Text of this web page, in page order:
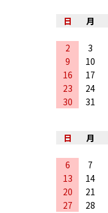
日
月
2
3
9
10
16
17
23
24
30
31
日
月
6
7
13
14
20
21
27
28